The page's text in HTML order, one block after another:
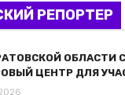
РЕПОРТЕР
ОБЛАСТИ
ЦЕНТР ДЛЯ